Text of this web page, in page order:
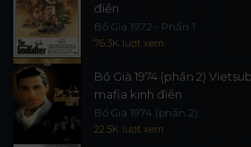
điển
Bố Già 1972 - Phần 1
76.3K lượt xem
Bố Già 1974 (phần 2)
mafia kinh điển
Bố Già 1974 (phần 2)
22.5K lượt xem